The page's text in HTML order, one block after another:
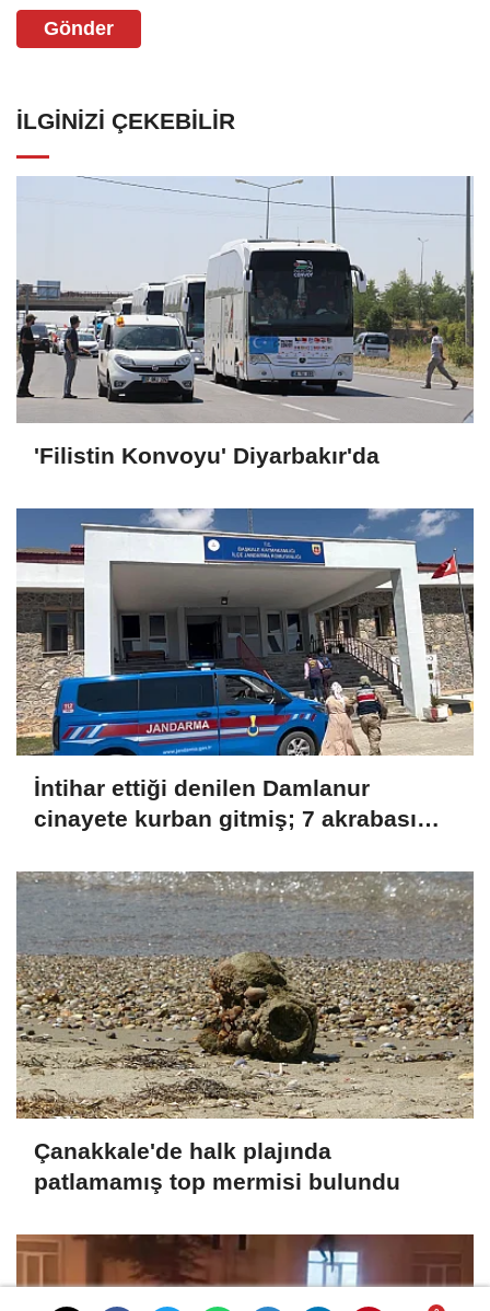
Gönder
İLGINIZI ÇEKEBILIR
'Filistin Konvoyu' Diyarbakır'da
İntihar ettiği denilen Damlanur
cinayete kurban gitmiş; 7 akrabası
Çanakkale'de halk plajında
patlamamış top mermisi bulundu